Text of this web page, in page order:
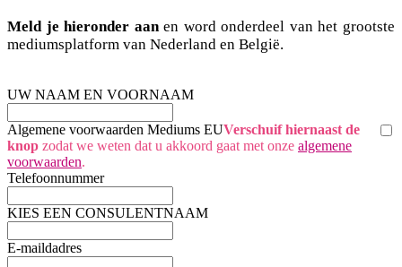
Meld je hieronder aanen word onderdeel van het grootste
mediumsplatform van Nederland en België.
UW NAAM EN VOORNAAM
Algemene voorwaarden Mediums EUVerschuif hiernaast de
knop zodat we weten dat u akkoord gaat met onze algemene
voorwaarden.
Telefoonnummer
KIES EEN CONSULENTNAAM
E-maildadres